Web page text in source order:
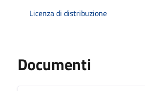
Licenza di distribuzione
Documenti